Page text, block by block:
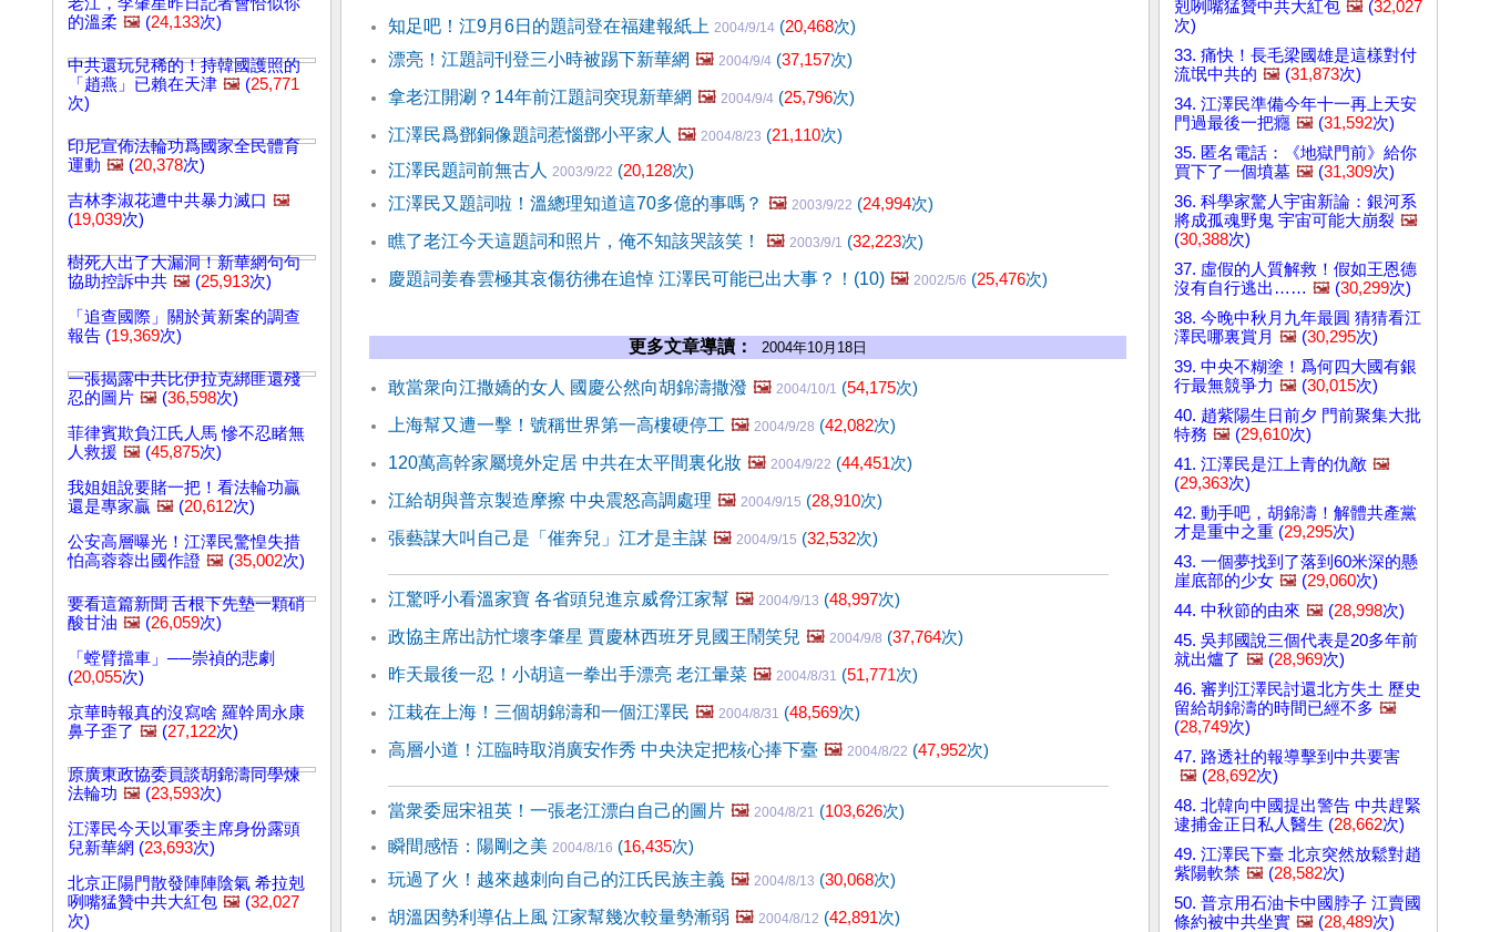
的溫柔 🖼️ (24,133次)
中共還玩兒稀的！持韓國護照的
「趙燕」已賴在天津 🖼️ (25,771
次)
印尼宣佈法輪功爲國家全民體育
運動 🖼️ (20,378次)
吉林李淑花遭中共暴力滅口 🖼️
(19,039次)
樹死人出了大漏洞！新華網句句
協助控訴中共 🖼️ (25,913次)
「追查國際」關於黃新案的調查
報告 (19,369次)
一張揭露中共比伊拉克綁匪還殘
忍的圖片 🖼️ (36,598次)
菲律賓欺負江氏人馬 慘不忍睹無
人救援 🖼️ (45,875次)
我姐姐說要賭一把！看法輪功贏
還是專家贏 🖼️ (20,612次)
公安高層曝光！江澤民驚惶失措
怕高蓉蓉出國作證 🖼️ (35,002次)
要看這篇新聞 舌根下先墊一顆硝
酸甘油 🖼️ (26,059次)
「螳臂擋車」──崇禎的悲劇
(20,055次)
京華時報真的沒寫啥 羅幹周永康
鼻子歪了 🖼️ (27,122次)
原廣東政協委員談胡錦濤同學煉
法輪功 🖼️ (23,593次)
江澤民今天以軍委主席身份露頭
兒新華網 (23,693次)
北京正陽門散發陣陣陰氣 希拉剋
咧嘴猛贊中共大紅包 🖼️ (32,027
次)
知足吧！江9月6日的題詞登在福建報紙上 2004/9/14 (20,468次)
漂亮！江題詞刊登三小時被踢下新華網 🖼️ 2004/9/4 (37,157次)
拿老江開涮？14年前江題詞突現新華網 🖼️ 2004/9/4 (25,796次)
江澤民爲鄧銅像題詞惹惱鄧小平家人 🖼️ 2004/8/23 (21,110次)
江澤民題詞前無古人 2003/9/22 (20,128次)
江澤民又題詞啦！溫總理知道這70多億的事嗎？ 🖼️ 2003/9/22 (24,994次)
瞧了老江今天這題詞和照片，俺不知該哭該笑！
🖼️ 2003/9/1 (32,223次)
慶題詞姜春雲極其哀傷彷彿在追悼 江澤民可能已出大事？！(10) 🖼️ 2002/5/6 (25,476次)
更多文章導讀： 2004年10月18日
敢當衆向江撒嬌的女人 國慶公然向胡錦濤撒潑 🖼️ 2004/10/1 (54,175次)
上海幫又遭一擊！號稱世界第一高樓硬停工 🖼️ 2004/9/28 (42,082次)
120萬高幹家屬境外定居 中共在太平間裏化妝 🖼️ 2004/9/22 (44,451次)
江給胡與普京製造摩擦 中央震怒高調處理 🖼️ 2004/9/15 (28,910次)
張藝謀大叫自己是「催奔兒」江才是主謀 🖼️ 2004/9/15 (32,532次)
江驚呼小看溫家寶 各省頭兒進京威脅江家幫 🖼️ 2004/9/13 (48,997次)
政協主席出訪忙壞李肇星 賈慶林西班牙見國王鬧笑兒 🖼️ 2004/9/8 (37,764次)
昨天最後一忍！小胡這一拳出手漂亮 老江暈菜 🖼️ 2004/8/31 (51,771次)
江栽在上海！三個胡錦濤和一個江澤民 🖼️ 2004/8/31 (48,569次)
高層小道！江臨時取消廣安作秀 中央決定把核心捧下臺 🖼️ 2004/8/22 (47,952次)
當衆委屈宋祖英！一張老江漂白自己的圖片 🖼️ 2004/8/21 (103,626次)
瞬間感悟：陽剛之美 2004/8/16 (16,435次)
玩過了火！越來越刺向自己的江氏民族主義 🖼️ 2004/8/13 (30,068次)
胡溫因勢利導佔上風 江家幫幾次較量勢漸弱 🖼️ 2004/8/12 (42,891次)
剋咧嘴猛贊中共大紅包 🖼️ (32,027
次)
33. 痛快！長毛梁國雄是這樣對付
流氓中共的 🖼️ (31,873次)
34. 江澤民準備今年十一再上天安
門過最後一把癮 🖼️ (31,592次)
35. 匿名電話：《地獄門前》給你
買下了一個墳墓 🖼️ (31,309次)
36. 科學家驚人宇宙新論：銀河系
將成孤魂野鬼 宇宙可能大崩裂 🖼️
(30,388次)
37. 虛假的人質解救！假如王恩德
沒有自行逃出…… 🖼️ (30,299次)
38. 今晚中秋月九年最圓 猜猜看江
澤民哪裏賞月 🖼️ (30,295次)
39. 中央不糊塗！爲何四大國有銀
行最無競爭力 🖼️ (30,015次)
40. 趙紫陽生日前夕 門前聚集大批
特務 🖼️ (29,610次)
41. 江澤民是江上青的仇敵 🖼️
(29,363次)
42. 動手吧，胡錦濤！解體共產黨
才是重中之重 (29,295次)
43. 一個夢找到了落到60米深的懸
崖底部的少女 🖼️ (29,060次)
44. 中秋節的由來 🖼️ (28,998次)
45. 吳邦國說三個代表是20多年前
就出爐了 🖼️ (28,969次)
46. 審判江澤民討還北方失土 歷史
留給胡錦濤的時間已經不多 🖼️
(28,749次)
47. 路透社的報導擊到中共要害
🖼️ (28,692次)
48. 北韓向中國提出警告 中共趕緊
逮捕金正日私人醫生 (28,662次)
49. 江澤民下臺 北京突然放鬆對趙
紫陽軟禁 🖼️ (28,582次)
50. 普京用石油卡中國脖子 江賣國
條約被中共坐實 🖼️ (28,489次)